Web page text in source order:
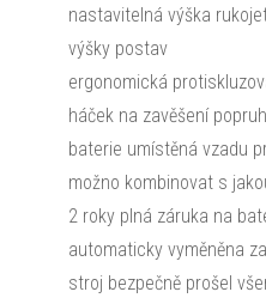
nastavitelná výška
výšky postav
ergonomická
háček na zavěšení
baterie umístěná vzadu
možno kombinovat s
2 roky plná záruka na
automaticky vyměněna
stroj bezpečně prošel